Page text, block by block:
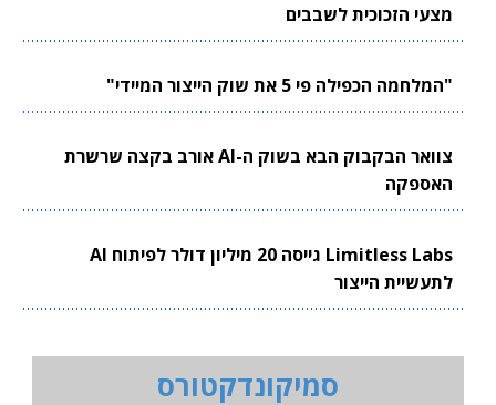
מצעי הזכוכית לשבבים
"המלחמה הכפילה פי 5 את שוק הייצור המיידי"
צוואר הבקבוק הבא בשוק ה-AI אורב בקצה שרשרת
האספקה
Limitless Labs גייסה 20 מיליון דולר לפיתוח AI
לתעשיית הייצור
סמיקונדקטורס